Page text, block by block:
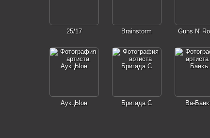
25/17 Brainstorm Guns N'
АукцЫон Бригада С Ва-